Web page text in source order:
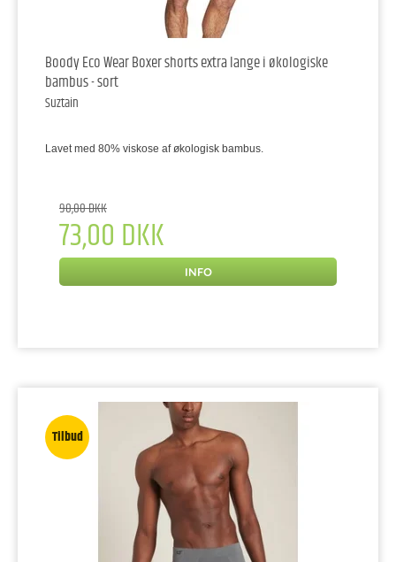
Boody Eco Wear Boxer shorts extra lange i økologiske
bambus - sort
Suztain
Lavet med 80% viskose af økologisk bambus.
90,00 DKK
73,00 DKK
INFO
Tilbud